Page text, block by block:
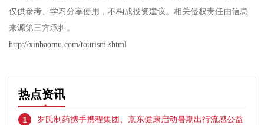
仅供参考、学习分享使用，不构成投资建议。相关侵权责任由信息
来源第三方承担。
http://xinbaomu.com/tourism.shtml
热点资讯
1
罗氏制药携手携程集团、京东健康启动暑期出行流感公益